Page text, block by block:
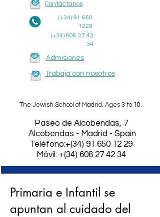
The Jewish School of Madrid. Ages 3 to 18.
(+34) 91 650
1229
(+34) 608 27 42
34
Admisiones
Trabaja con nosotros
Contáctanos
​Paseo de Alcobendas, 7
Alcobendas - Madrid - Spain
Teléfono:+(34) 91 650 12 29
Móvil: +(34) 608 27 42 34
Primaria e Infantil se
apuntan al cuidado del